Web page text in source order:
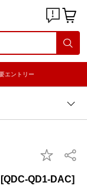
エントリー
QD1-DAC]